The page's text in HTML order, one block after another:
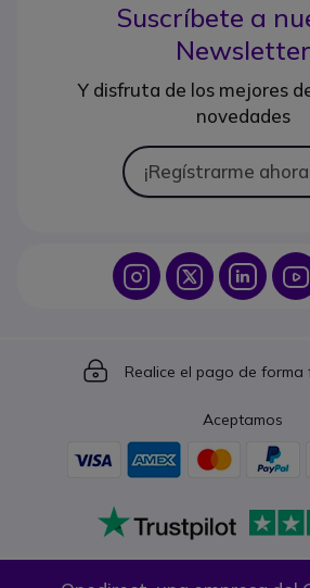
Suscríbete a
Newsletter
Y disfruta de los mejores
novedades
¡Regístrarme
Icon IconIcon
Icon
Realice el pago de forma
Aceptamos